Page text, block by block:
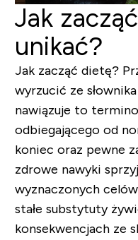
Jak
unikać?
Jak zacząć dietę?
wyrzucić ze
nawiązuje to
odbiegającego od
koniec oraz pewne
zdrowe nawyki
wyznaczonych
stałe substytuty
konsekwencjach ze